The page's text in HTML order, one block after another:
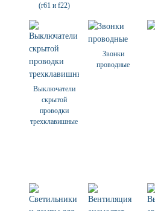
(r61 и f22)
Выключатели
скрытой
проводки
трехклавишные
Звонки
проводные